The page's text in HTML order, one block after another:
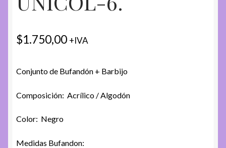
$1.750,00 +IVA
Conjunto de Bufandón + Barbijo
Composición: Acrílico / Algodón
Color: Negro
Medidas Bufandon: